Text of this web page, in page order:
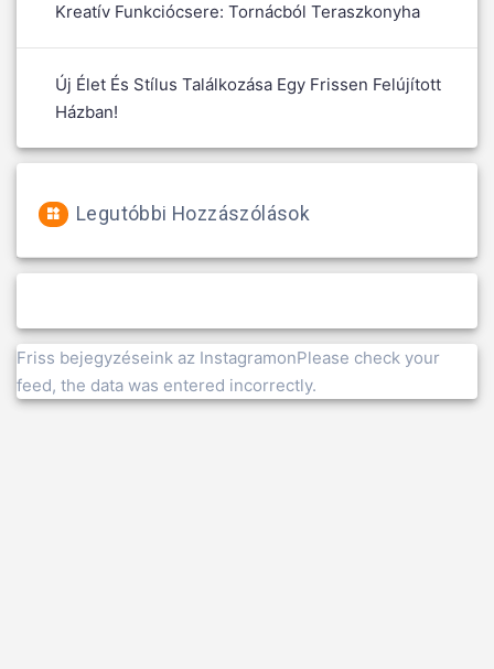
Kreatív Funkciócsere: Tornácból Teraszkonyha
Új Élet És Stílus Találkozása Egy Frissen Felújított
Házban!
Legutóbbi Hozzászólások
Friss bejegyzéseink az InstagramonPlease check your
feed, the data was entered incorrectly.